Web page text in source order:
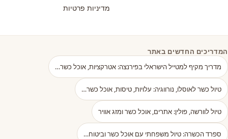
מדיניות פרטיות
המדריכים החדשים באתר
מדריך מקיף למטייל הישראלי בפירנצה: אטרקציות, אוכל כשר…
טיול כשר לאוסלו, נורווגיה: עלויות, טיסות, אוכל כשר…
טיול לוורשה, פולין: אתרים, אוכל כשר ומזג אוויר
ספרד הכשרה: טיול משפחתי עם אוכל כשר וביטוח…